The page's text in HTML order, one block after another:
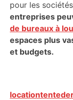
pour les
entreprises
de bureaux à
espaces plus
et budgets.